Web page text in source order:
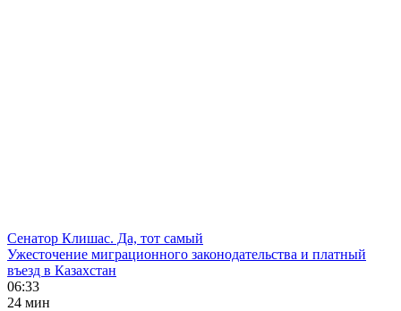
Сенатор Клишас. Да, тот самый
Ужесточение миграционного законодательства и платный
въезд в Казахстан
06:33
24 мин